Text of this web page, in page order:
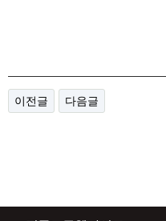
이전글 다음글